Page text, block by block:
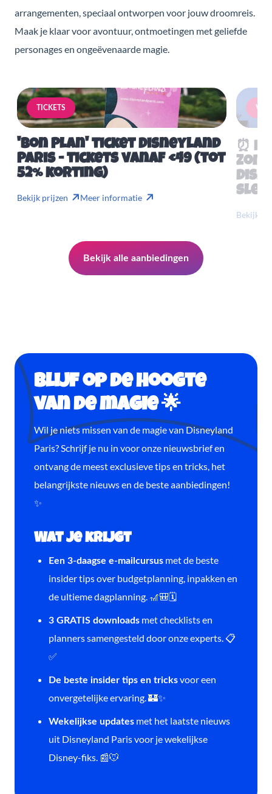
arrangementen, speciaal ontworpen voor jouw droomreis.
Maak je klaar voor avontuur, ontmoetingen met geliefde
personages en ongeëvenaarde magie.
TICKETS
'Bon Plan' ticket Disneyland
Paris - tickets vanaf €49 (tot
52% korting)
Bekijk prijzen Meer informatie
⏰
Bekijk
Bekijk alle aanbiedingen
Blijf op de hoogte
van de magie 🌟
Wil je niets missen van de magie van Disneyland
Paris? Schrijf je nu in voor onze nieuwsbrief en
ontvang de meest exclusieve tips en tricks, het
belangrijkste nieuws en de beste aanbiedingen!
✨
Wat je krijgt
Een 3-daagse e-mailcursus met de beste
insider tips over budgetplanning, inpakken en
de ultieme dagplanning. 🎢🎒🗓️
3 GRATIS downloads met checklists en
planners samengesteld door onze experts. 📋
✅
De beste insider tips en tricksvoor een
onvergetelijke ervaring. 🏰✨
Wekelijkse updates met het laatste nieuws
uit Disneyland Paris voor je wekelijkse
Disney-fiks. 📰🐭